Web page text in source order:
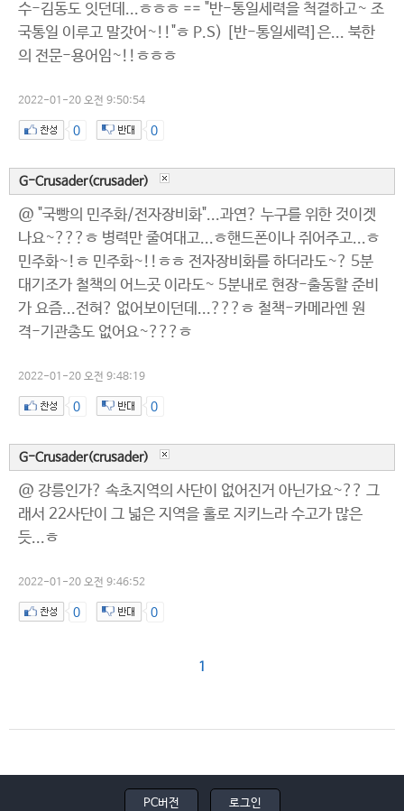
수-김동도 잇던데...ㅎㅎㅎ == "반-통일세력을 척결하고~ 조
국통일 이루고 말갓어~!!"ㅎ P.S) [반-통일세력]은... 북한
의 전문-용어임~!!ㅎㅎㅎ
2022-01-20 오전 9:50:54
0 0
G-Crusader(crusader)
@ "국빵의 민주화/전자장비화"...과연? 누구를 위한 것이겟
나요~???ㅎ 병력만 줄여대고...ㅎ핸드폰이나 쥐어주고...ㅎ
민주화~!ㅎ 민주화~!!ㅎㅎ 전자장비화를 하더라도~? 5분
대기조가 철책의 어느곳 이라도~ 5분내로 현장-출동할 준비
가 요즘...전혀? 없어보이던데...???ㅎ 철책-카메라엔 원
격-기관총도 없어요~???ㅎ
2022-01-20 오전 9:48:19
0 0
G-Crusader(crusader)
@ 강릉인가? 속초지역의 사단이 없어진거 아닌가요~?? 그
래서 22사단이 그 넓은 지역을 홀로 지키느라 수고가 많은
듯...ㅎ
2022-01-20 오전 9:46:52
0 0
1
PC버전 로그인